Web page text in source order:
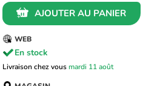
AJOUTER AU PANIER
WEB
En stock
Livraison chez vousmardi 11 août